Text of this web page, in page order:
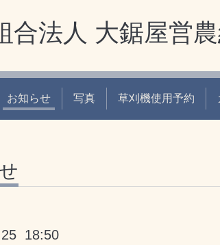
合法人 大鋸屋営
お知らせ 写真 草刈機使用予約
25 18:50